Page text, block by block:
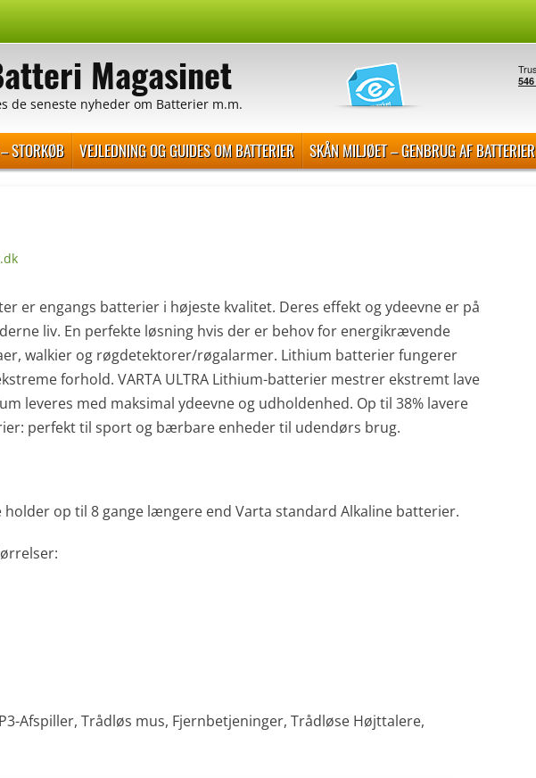
Magasinet
de seneste nyheder om Batterier m.m.
STORKØB VEJLEDNING OG GUIDES OM BATTERIER SKÅN MILJØET – GENBRUG AF BATTERIER
er engangs batterier i højeste kvalitet. Deres effekt og ydeevne er på
liv. En perfekte løsning hvis der er behov for energikrævende
walkier og røgdetektorer/røgalarmer. Lithium batterier fungerer
forhold. VARTA ULTRA Lithium-batterier mestrer ekstremt lave
leveres med maksimal ydeevne og udholdenhed. Op til 38% lavere
perfekt til sport og bærbare enheder til udendørs brug.
op til 8 gange længere end Varta standard Alkaline batterier.
Afspiller, Trådløs mus, Fjernbetjeninger, Trådløse Højttalere,